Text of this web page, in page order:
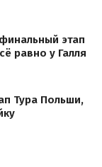
этап
равно у Галля
Тура Польши,